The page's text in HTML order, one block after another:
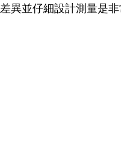
差異並仔細設計測量是非